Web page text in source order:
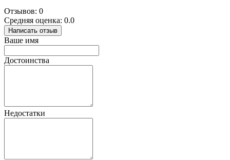
Отзывов: 0
Средняя оценка: 0.0
Написать отзыв
Ваше имя
Достоинства
Недостатки